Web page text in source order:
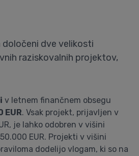
dve velikosti
raziskovalnih projektov,
v letnem finančnem obsegu
EUR. Vsak projekt, prijavljen v
je lahko odobren v višini
EUR. Projekti v višini
dodelijo vlogam, ki so na